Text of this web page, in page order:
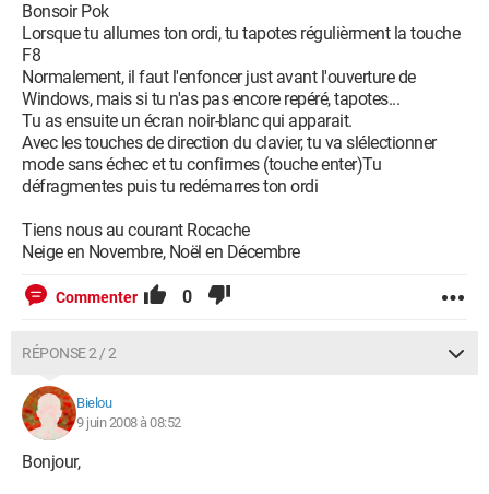
Bonsoir Pok
Lorsque tu allumes ton ordi, tu tapotes régulièrment la touche
F8
Normalement, il faut l'enfoncer just avant l'ouverture de
Windows, mais si tu n'as pas encore repéré, tapotes...
Tu as ensuite un écran noir-blanc qui apparait.
Avec les touches de direction du clavier, tu va slélectionner
mode sans échec et tu confirmes (touche enter)Tu
défragmentes puis tu redémarres ton ordi
Tiens nous au courant Rocache
Neige en Novembre, Noël en Décembre
Commenter 0
RÉPONSE 2 / 2
Bielou
9 juin 2008 à 08:52
Bonjour,